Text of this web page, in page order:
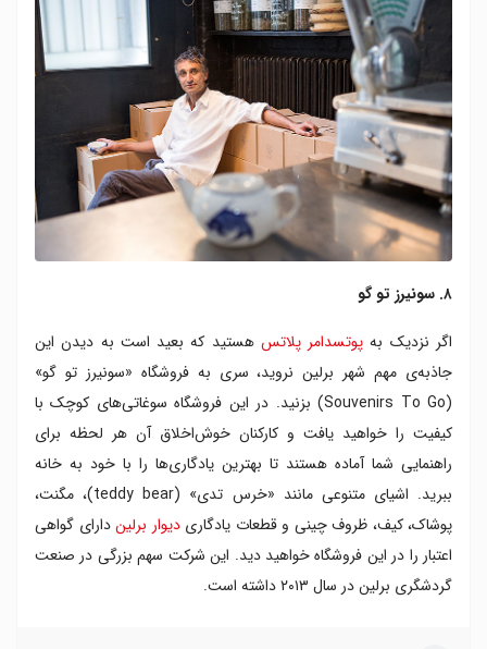
۸. سونیرز تو گو
اگر نزدیک به پوتسدامر پلاتس هستید که بعید است به دیدن این
جاذبه‌ی مهم شهر برلین نروید، سری به فروشگاه «سونیرز تو گو»
(Souvenirs To Go) بزنید. در این فروشگاه سوغاتی‌های کوچک با
کیفیت را خواهید یافت و کارکنان خوش‌اخلاق آن هر لحظه برای
راهنمایی شما آماده هستند تا بهترین یادگاری‌ها را با خود به خانه
ببرید. اشیای متنوعی مانند «خرس تدی» (teddy bear)، مگنت،
پوشاک، کیف، ظروف چینی و قطعات یادگاریدیوار برلیندارای گواهی
اعتبار را در این فروشگاه خواهید دید. این شرکت سهم بزرگی در صنعت
گردشگری برلین در سال ۲۰۱۳ داشته است.